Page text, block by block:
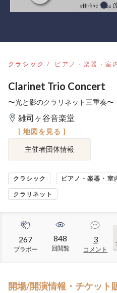
クラシック ピアノ・楽器・室
Clarinet Trio Concert
〜光と影のクラリネット三重奏〜
雑司ヶ谷音楽堂
[ 地図を見る ]
主催者団体情報
クラシック ピアノ・楽器・室
クラリネット
267
ブラボー
848
回閲覧
3
コメント
開場/開演情報・チケット